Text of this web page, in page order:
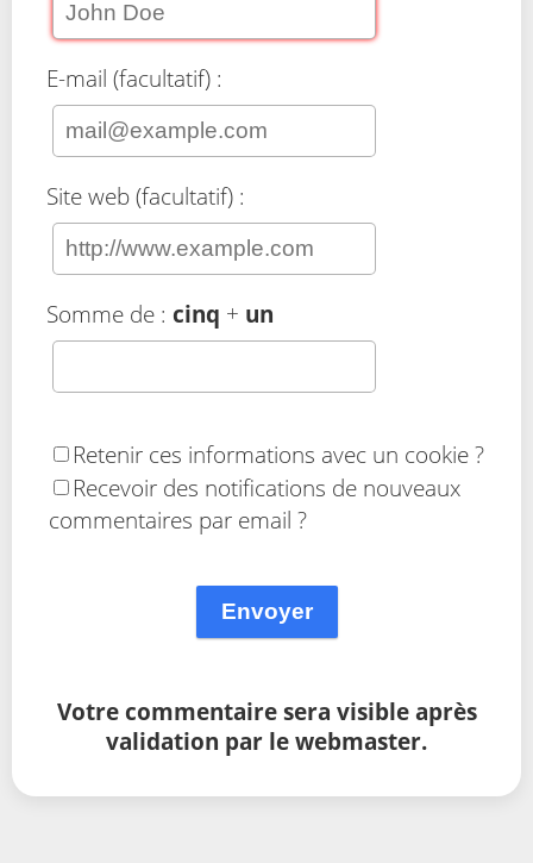
E-mail (facultatif) :
Site web (facultatif) :
Somme de : cinq + un
Retenir ces informations avec un cookie ?
Recevoir des notifications de nouveaux
commentaires par email ?
Envoyer
Votre commentaire sera visible après
validation par le webmaster.